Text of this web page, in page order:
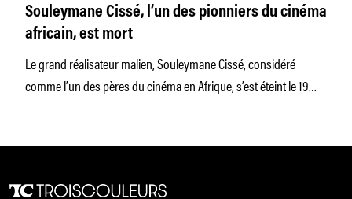
Souleymane Cissé, l’un des pionniers du cinéma
africain, est mort
Le grand réalisateur malien, Souleymane Cissé, considéré
comme l’un des pères du cinéma en Afrique, s’est éteint le 19